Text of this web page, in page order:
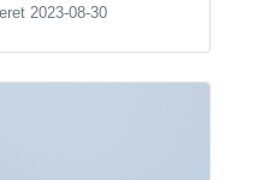
2023-08-30